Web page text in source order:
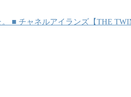
■ チャネルアイランズ【THE